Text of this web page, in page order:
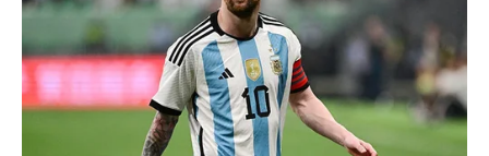
Sabonete artesanal
Artesanato com Garrafa Pet